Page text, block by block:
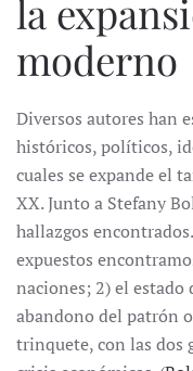
la
moderno
Diversos autores han
históricos, políticos,
cuales se expande el
XX. Junto a Stefany
hallazgos
expuestos
naciones; 2) el estado
abandono del patrón
trinquete, con las dos